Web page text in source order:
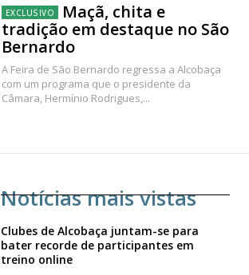
Maçã, chita e
tradição em destaque no São
Bernardo
A Feira de São Bernardo regressa a Alcobaça
com um programa que o presidente da
Câmara, Hermínio Rodrigues,...
Notícias mais vistas
Clubes de Alcobaça juntam-se para
bater recorde de participantes em
treino online